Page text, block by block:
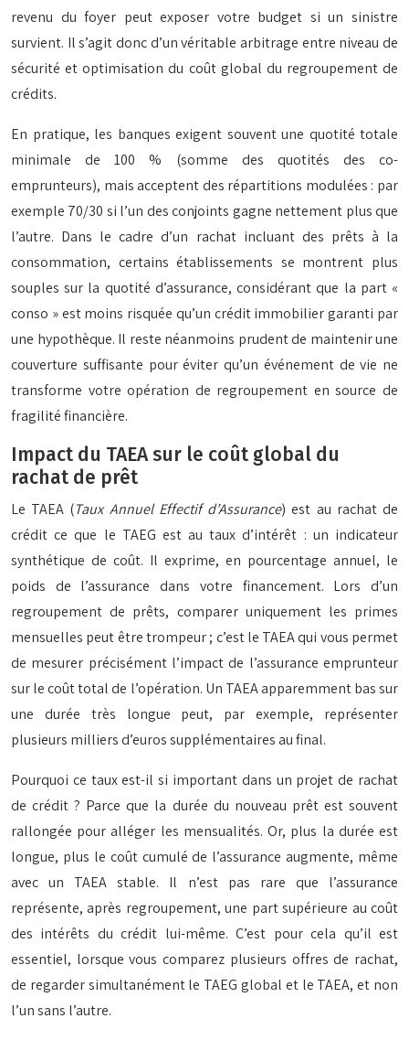
revenu du foyer peut exposer votre budget si un sinistre
survient. Il s’agit donc d’un véritable arbitrage entre niveau de
sécurité et optimisation du coût global du regroupement de
crédits.
En pratique, les banques exigent souvent une quotité totale
minimale de 100 % (somme des quotités des co-
emprunteurs), mais acceptent des répartitions modulées : par
exemple 70/30 si l’un des conjoints gagne nettement plus que
l’autre. Dans le cadre d’un rachat incluant des prêts à la
consommation, certains établissements se montrent plus
souples sur la quotité d’assurance, considérant que la part «
conso » est moins risquée qu’un crédit immobilier garanti par
une hypothèque. Il reste néanmoins prudent de maintenir une
couverture suffisante pour éviter qu’un événement de vie ne
transforme votre opération de regroupement en source de
fragilité financière.
Impact du TAEA sur le coût global du
rachat de prêt
Le TAEA (Taux Annuel Effectif d’Assurance) est au rachat de
crédit ce que le TAEG est au taux d’intérêt : un indicateur
synthétique de coût. Il exprime, en pourcentage annuel, le
poids de l’assurance dans votre financement. Lors d’un
regroupement de prêts, comparer uniquement les primes
mensuelles peut être trompeur ; c’est le TAEA qui vous permet
de mesurer précisément l’impact de l’assurance emprunteur
sur le coût total de l’opération. Un TAEA apparemment bas sur
une durée très longue peut, par exemple, représenter
plusieurs milliers d’euros supplémentaires au final.
Pourquoi ce taux est-il si important dans un projet de rachat
de crédit ? Parce que la durée du nouveau prêt est souvent
rallongée pour alléger les mensualités. Or, plus la durée est
longue, plus le coût cumulé de l’assurance augmente, même
avec un TAEA stable. Il n’est pas rare que l’assurance
représente, après regroupement, une part supérieure au coût
des intérêts du crédit lui-même. C’est pour cela qu’il est
essentiel, lorsque vous comparez plusieurs offres de rachat,
de regarder simultanément le TAEG global et le TAEA, et non
l’un sans l’autre.